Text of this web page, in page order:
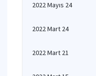
2022 Mayıs 24
2022 Mart 24
2022 Mart 21